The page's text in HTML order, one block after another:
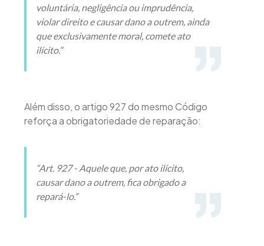
voluntária, negligência ou imprudência,
violar direito e causar dano a outrem, ainda
que exclusivamente moral, comete ato
ilícito.”
Além disso, o artigo 927 do mesmo Código
reforça a obrigatoriedade de reparação:
“Art. 927 - Aquele que, por ato ilícito,
causar dano a outrem, fica obrigado a
repará-lo.”